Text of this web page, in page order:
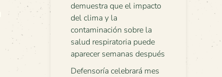
demuestra que el impacto
del clima y la
contaminación sobre la
salud respiratoria puede
aparecer semanas después
Defensoría celebrará mes